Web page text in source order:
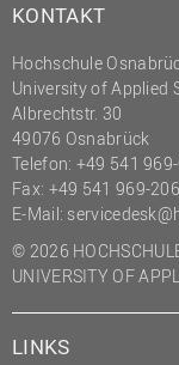
KONTAKT
Hochschule
University of Applied
Albrechtstr. 30
49076 Osnabrück
Telefon: +49 541
Fax: +49 541 969-
E-Mail:
© 2026
UNIVERSITY OF
LINKS